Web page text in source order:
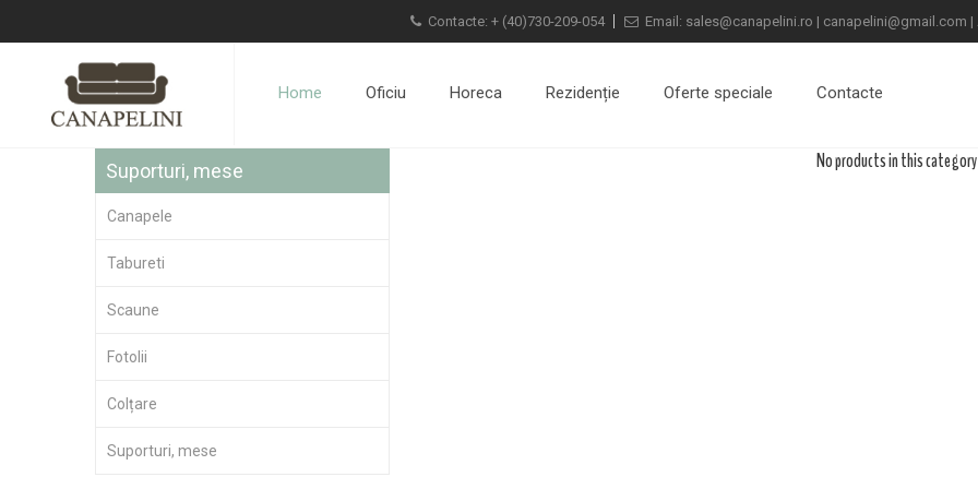
Contacte: + (40)730-209-054 Email: sales@canapelini.ro | canapelini@gmail.com |
Home Oficiu Horeca Rezidenție Oferte speciale Contacte
No products in this category
Suporturi, mese
Canapele
Tabureti
Scaune
Fotolii
Colțare
Suporturi, mese